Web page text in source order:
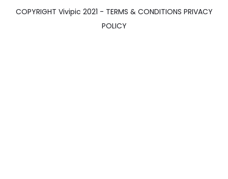
COPYRIGHT Vivipic 2021 - TERMS & CONDITIONS PRIVACY
POLICY